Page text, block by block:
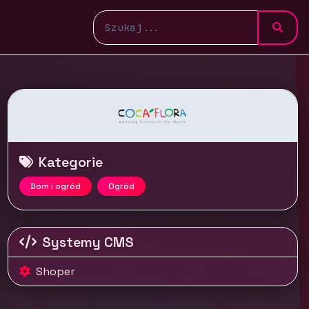
Kategorie
Dom i ogród Ogród
Systemy CMS
Shoper